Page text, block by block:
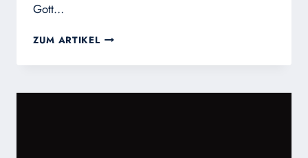
Gott…
ZUM ARTIKEL DAS
TOBIAS